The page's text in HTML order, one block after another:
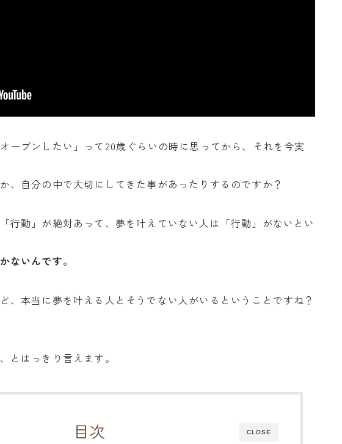
ープンしたい」って20歳ぐらいの時に思ってから、それを今実
、自分の中で大切にしてきた事があったりするのですか？
行動」が絶対あって、夢を叶えていない人は「行動」がないとい
ないんです。
、本当に夢を叶える人とそうでない人がいるということですね？
とはっきり言えます。
CLOSE
目次